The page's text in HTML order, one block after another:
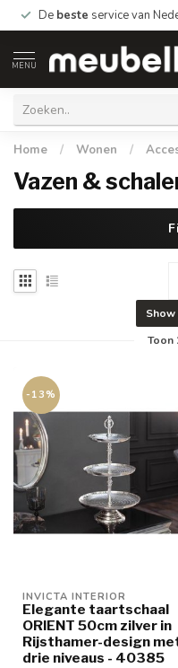
*Gratisbezorging
MENU
Home / Wonen /
Vazen &
Toon
-13%
INVICTA INTERIOR
Elegante taartschaal
ORIENT 50cm zilver in
Rijsthamer-design
drie niveaus - 40385